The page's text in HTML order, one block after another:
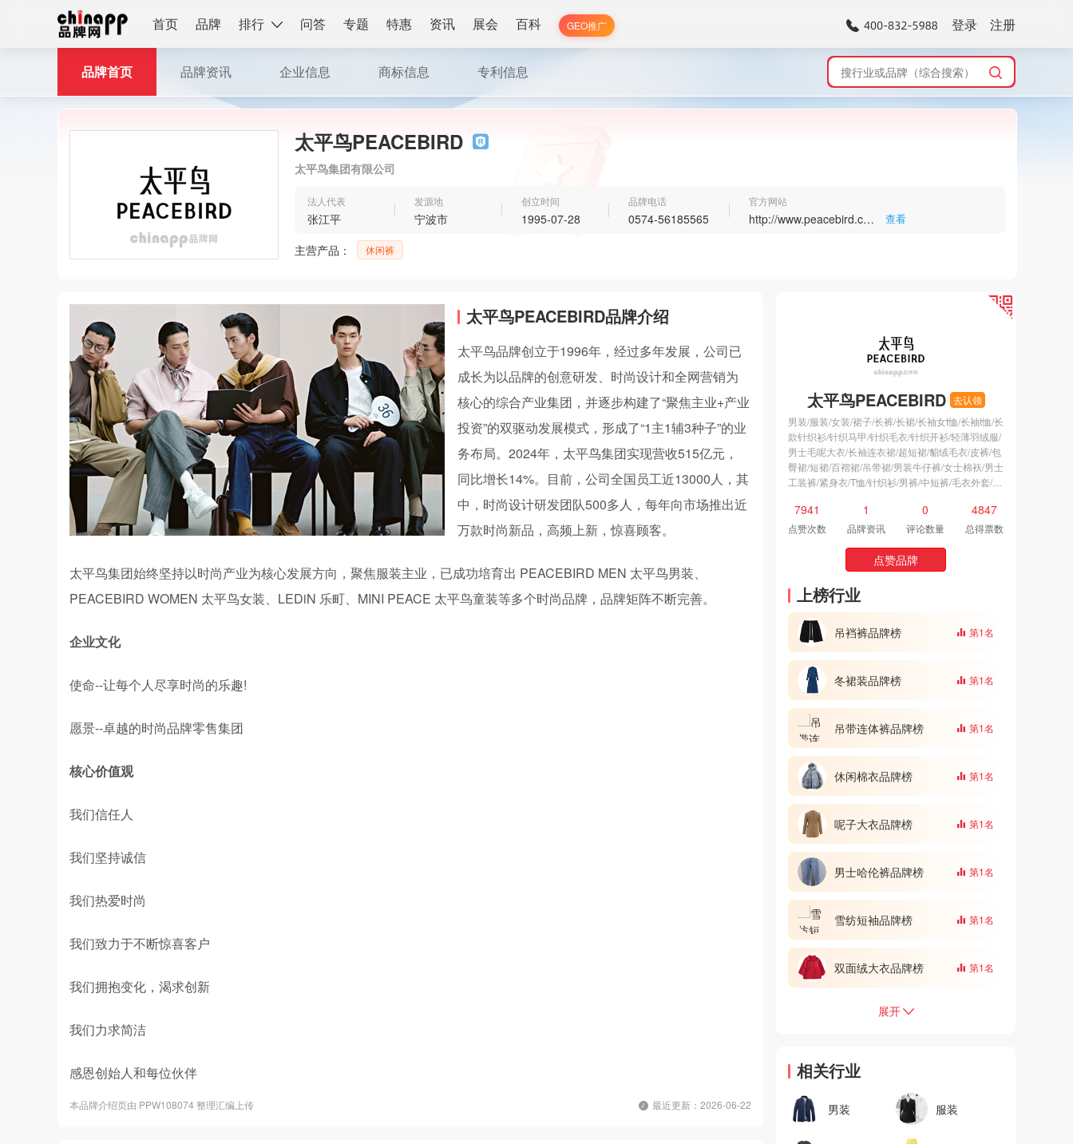
首页 品牌 排行 问答 专题 特惠 资讯 展会 百科 GEO推广 登录 注册
太平鸟PEACEBIRD
太平鸟集团有限公司
法人代表
张江平
发源地
宁波市
创立时间
1995-07-28
品牌电话
0574-56185565
官方网站
http://www.peacebird.com.cn
查看
主营产品： 休闲裤
品牌首页 品牌资讯 企业信息 商标信息 专利信息
太平鸟PEACEBIRD品牌介绍
太平鸟品牌创立于1996年，经过多年发展，公司已
成长为以品牌的创意研发、时尚设计和全网营销为
核心的综合产业集团，并逐步构建了“聚焦主业+产业
投资”的双驱动发展模式，形成了“1主1辅3种子”的业
务布局。2024年，太平鸟集团实现营收515亿元，
同比增长14%。目前，公司全国员工近13000人，其
中，时尚设计研发团队500多人，每年向市场推出近
万款时尚新品，高频上新，惊喜顾客。
太平鸟集团始终坚持以时尚产业为核心发展方向，聚焦服装主业，已成功培育出 PEACEBIRD MEN 太平鸟男装、
PEACEBIRD WOMEN 太平鸟女装、LEDiN 乐町、MINI PEACE 太平鸟童装等多个时尚品牌，品牌矩阵不断完善。
企业文化
使命--让每个人尽享时尚的乐趣!
愿景--卓越的时尚品牌零售集团
核心价值观
我们信任人
我们坚持诚信
我们热爱时尚
我们致力于不断惊喜客户
我们拥抱变化，渴求创新
我们力求简洁
感恩创始人和每位伙伴
本品牌介绍页由 PPW108074 整理汇编上传 最近更新：2026-06-22
太平鸟PEACEBIRD 去认领
男装/服装/女装/裙子/长裤/长裙/长袖女t恤/长袖t恤/长
款针织衫/针织马甲/针织毛衣/针织开衫/轻薄羽绒服/
男士毛呢大衣/长袖连衣裙/超短裙/貂绒毛衣/皮裤/包
臀裙/短裙/百褶裙/吊带裙/男装牛仔裤/女士棉袄/男士
工装裤/紧身衣/T恤/针织衫/男裤/中短裤/毛衣外套/休
休闲服/休闲棉衣/休闲卫衣/体恤衫/修身裤/免烫裤/六
分裤/冬装外套/厚棉衣/厚毛衣/毛衣开衫/长袖衬衫/男
衬衫/空调衫/薄外套/外衣/超短裤/连帽卫衣/套头卫
衣/棉衣棉袄/女式短裤/毛衣连衣裙/女士休闲裤/背带
裙/短袖连衣裙/碎花裙/秋装连衣裙/针织连衣裙/毛衣
裙/时尚连衣裙/女式风衣/鸭绒羽绒服/直筒男裤/男式
外套/男士外套/休闲男装/男士卫衣/男士卫裤/男士短
裤/男士羽绒服/男士长袖/男款夏装/女士衬衣/镂空针
织衫/女士毛衣/西装裙/A字裙/一步裙/女式休闲裤/直
筒连衣裙/卫衣裙/休闲女裤/休闲女装/女士风衣/女士
外套/男士套装/男士短袖/男士七分裤/打底上衣/秋装/
连体裤/夏季长裙/商务休闲装/雪纺上衣/韩版毛衣/碎
花长裙/吊带连衣裙/半身短裙/碎花连衣裙/打底连衣
裙/冬裙装/格子衫
7941
点赞次数
1
品牌资讯
0
评论数量
4847
总得票数
点赞品牌
上榜行业
吊裆裤品牌榜 第1名
冬裙装品牌榜 第1名
吊带连体裤品牌榜 第1名
休闲棉衣品牌榜 第1名
呢子大衣品牌榜 第1名
男士哈伦裤品牌榜 第1名
雪纺短袖品牌榜 第1名
双面绒大衣品牌榜 第1名
展开
相关行业
男装 服装